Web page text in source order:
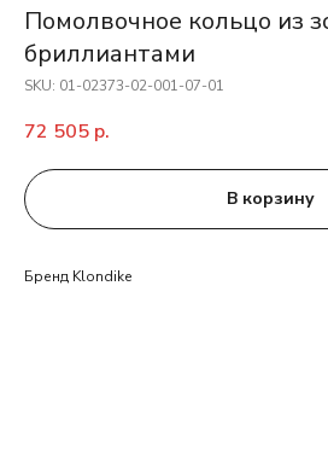
Помолвочное кольцо из
бриллиантами
SKU: 01-02373-02-001-07-01
72 505 р.
В корзину
Бренд Klondike